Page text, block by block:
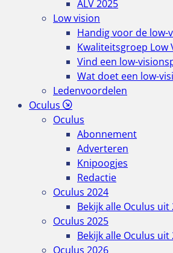
ALV 2025
Low vision
Handig voor de low-
Kwaliteitsgroep Low
Vind een low-
Wat doet een low-
Ledenvoordelen
Oculus
Oculus
Abonnement
Adverteren
Knipoogjes
Redactie
Oculus 2024
Bekijk alle Oculus uit
Oculus 2025
Bekijk alle Oculus uit
Oculus 2026